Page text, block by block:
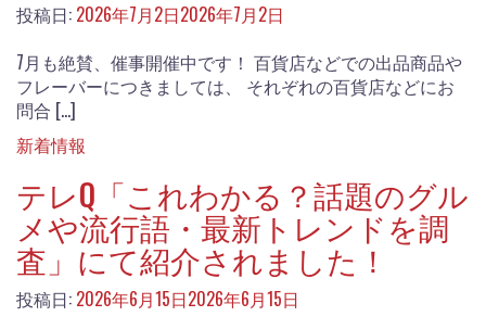
投稿日: 2026年7月2日2026年7月2日
7月も絶賛、催事開催中です！ 百貨店などでの出品商品や
フレーバーにつきましては、 それぞれの百貨店などにお
問合 […]
新着情報
テレQ「これわかる？話題のグル
メや流行語・最新トレンドを調
査」にて紹介されました！
投稿日: 2026年6月15日2026年6月15日